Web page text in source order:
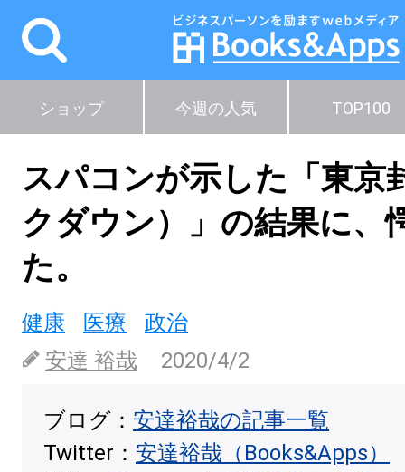
ショップ 今週の人気 TOP100
スパコンが示した「東京
クダウン）」の結果に、
た。
健康 医療
政治
安達 裕哉
2020/4/2
ブログ： 安達裕哉の記事一覧
Twitter： 安達裕哉（Books&Apps）